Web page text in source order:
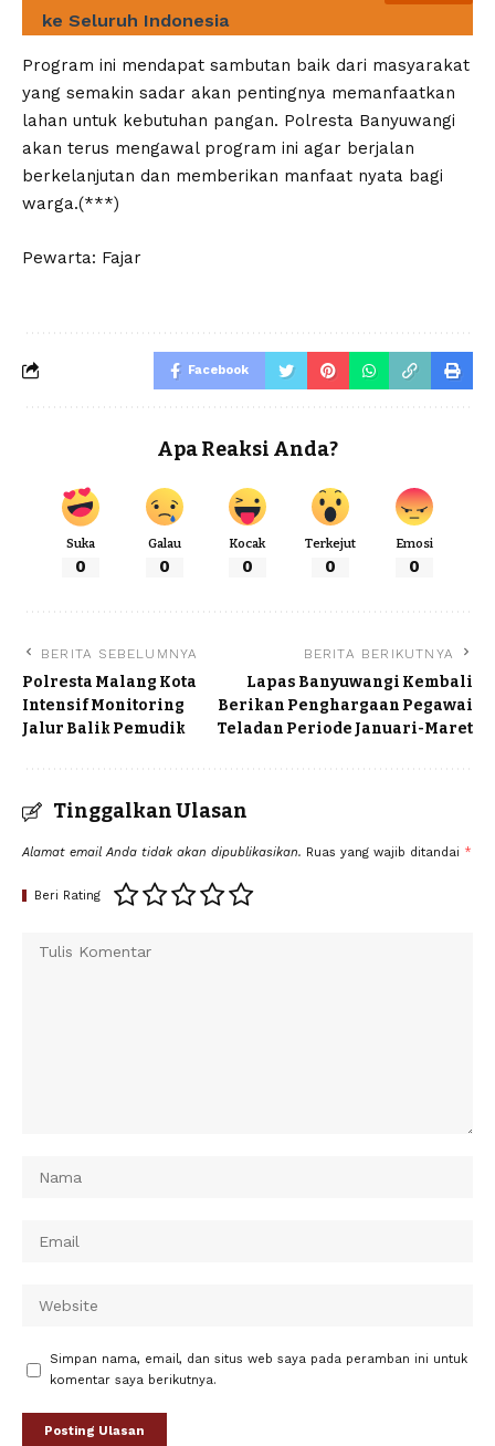
ke Seluruh Indonesia
Program ini mendapat sambutan baik dari masyarakat
yang semakin sadar akan pentingnya memanfaatkan
lahan untuk kebutuhan pangan. Polresta Banyuwangi
akan terus mengawal program ini agar berjalan
berkelanjutan dan memberikan manfaat nyata bagi
warga.(***)
Pewarta: Fajar
Facebook
Apa Reaksi Anda?
Suka
0
Galau
0
Kocak
0
Terkejut
0
Emosi
0
BERITA SEBELUMNYA
Polresta Malang Kota
Intensif Monitoring
Jalur Balik Pemudik
BERITA BERIKUTNYA
Lapas Banyuwangi Kembali
Berikan Penghargaan Pegawai
Teladan Periode Januari-Maret
Tinggalkan Ulasan
Alamat email Anda tidak akan dipublikasikan. Ruas yang wajib ditandai *
Beri Rating
Simpan nama, email, dan situs web saya pada peramban ini untuk
komentar saya berikutnya.